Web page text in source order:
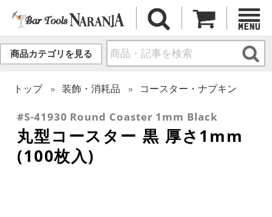
商品カテゴリを見る
トップ 装飾・消耗品 コースター・ナプキン
#S-41930 Round Coaster 1mm Black
丸型コースター 黒 厚さ1mm
(100枚入)